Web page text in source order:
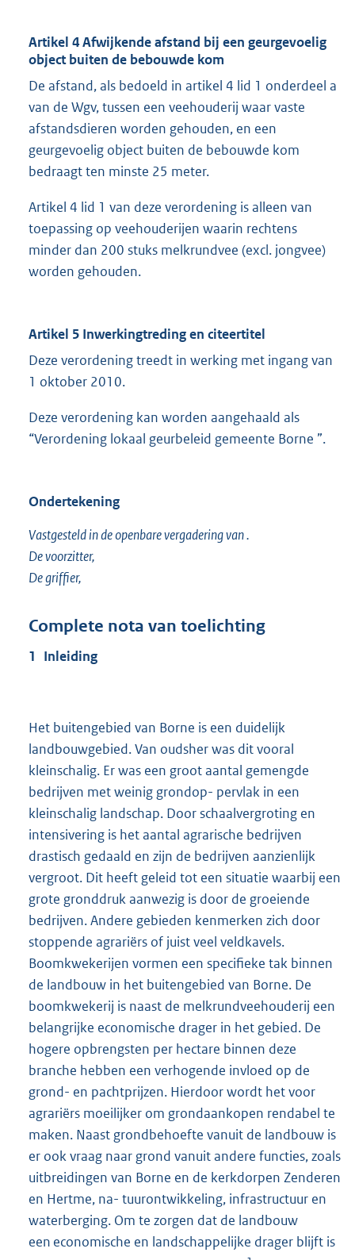
Artikel 4 Afwijkende afstand bij een geurgevoelig
object buiten de bebouwde kom
De afstand, als bedoeld in artikel 4 lid 1 onderdeel a
van de Wgv, tussen een veehouderij waar vaste
afstandsdieren worden gehouden, en een
geurgevoelig object buiten de bebouwde kom
bedraagt ten minste 25 meter.
Artikel 4 lid 1 van deze verordening is alleen van
toepassing op veehouderijen waarin rechtens
minder dan 200 stuks melkrundvee (excl. jongvee)
worden gehouden.
Artikel 5 Inwerkingtreding en citeertitel
Deze verordening treedt in werking met ingang van
1 oktober 2010.
Deze verordening kan worden aangehaald als
“Verordening lokaal geurbeleid gemeente Borne ”.
Ondertekening
Vastgesteld in de openbare vergadering van .
De voorzitter,
De griffier,
Complete nota van toelichting
1 Inleiding
Het buitengebied van Borne is een duidelijk
landbouwgebied. Van oudsher was dit vooral
kleinschalig. Er was een groot aantal gemengde
bedrijven met weinig grondop- pervlak in een
kleinschalig landschap. Door schaalvergroting en
intensivering is het aantal agrarische bedrijven
drastisch gedaald en zijn de bedrijven aanzienlijk
vergroot. Dit heeft geleid tot een situatie waarbij een
grote gronddruk aanwezig is door de groeiende
bedrijven. Andere gebieden kenmerken zich door
stoppende agrariërs of juist veel veldkavels.
Boomkwekerijen vormen een specifieke tak binnen
de landbouw in het buitengebied van Borne. De
boomkwekerij is naast de melkrundveehouderij een
belangrijke economische drager in het gebied. De
hogere opbrengsten per hectare binnen deze
branche hebben een verhogende invloed op de
grond- en pachtprijzen. Hierdoor wordt het voor
agrariërs moeilijker om grondaankopen rendabel te
maken. Naast grondbehoefte vanuit de landbouw is
er ook vraag naar grond vanuit andere functies, zoals
uitbreidingen van Borne en de kerkdorpen Zenderen
en Hertme, na- tuurontwikkeling, infrastructuur en
waterberging. Om te zorgen dat de landbouw
een economische en landschappelijke drager blijft is